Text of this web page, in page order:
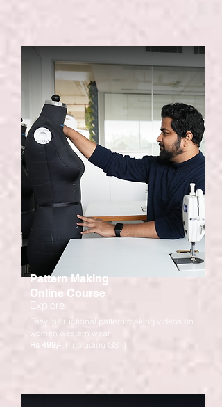
Pattern Making
Online Course
Explore
Easy instructional pattern making videos on
women western wear
Rs 499/-
( including GST)